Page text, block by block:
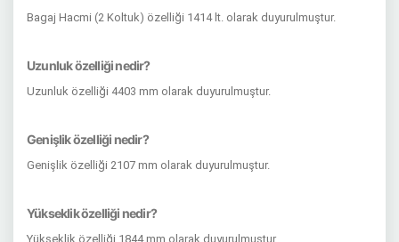
Bagaj Hacmi (2 Koltuk) özelliği 1414 lt. olarak duyurulmuştur.
Uzunluk özelliği nedir?
Uzunluk özelliği 4403 mm olarak duyurulmuştur.
Genişlik özelliği nedir?
Genişlik özelliği 2107 mm olarak duyurulmuştur.
Yükseklik özelliği nedir?
Yükseklik özelliği 1844 mm olarak duyurulmuştur.